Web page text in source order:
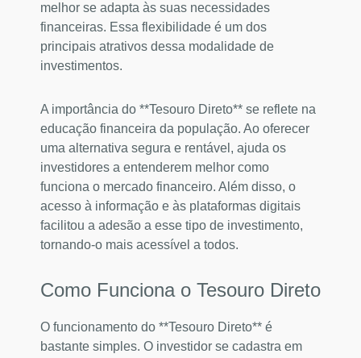
melhor se adapta às suas necessidades
financeiras. Essa flexibilidade é um dos
principais atrativos dessa modalidade de
investimentos.
A importância do **Tesouro Direto** se reflete na
educação financeira da população. Ao oferecer
uma alternativa segura e rentável, ajuda os
investidores a entenderem melhor como
funciona o mercado financeiro. Além disso, o
acesso à informação e às plataformas digitais
facilitou a adesão a esse tipo de investimento,
tornando-o mais acessível a todos.
Como Funciona o Tesouro Direto
O funcionamento do **Tesouro Direto** é
bastante simples. O investidor se cadastra em